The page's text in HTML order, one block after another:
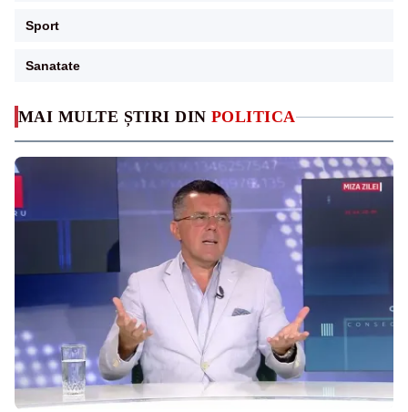
MAI MULTE ȘTIRI DIN POLITICA
Sport
Sanatate